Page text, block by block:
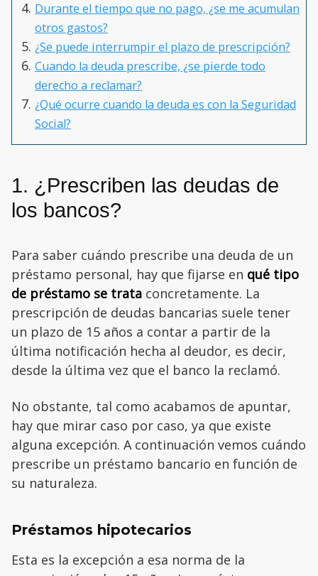
Durante el tiempo que no pago, ¿se me acumulan
otros gastos?
¿Se puede interrumpir el plazo de prescripción?
Cuando la deuda prescribe, ¿se pierde todo
derecho a reclamar?
¿Qué ocurre cuando la deuda es con la Seguridad
Social?
1. ¿Prescriben las deudas de
los bancos?
Para saber cuándo prescribe una deuda de un
préstamo personal, hay que fijarse en qué tipo
de préstamo se trata concretamente. La
prescripción de deudas bancarias suele tener
un plazo de 15 años a contar a partir de la
última notificación hecha al deudor, es decir,
desde la última vez que el banco la reclamó.
No obstante, tal como acabamos de apuntar,
hay que mirar caso por caso, ya que existe
alguna excepción. A continuación vemos cuándo
prescribe un préstamo bancario en función de
su naturaleza.
Préstamos hipotecarios
Esta es la excepción a esa norma de la